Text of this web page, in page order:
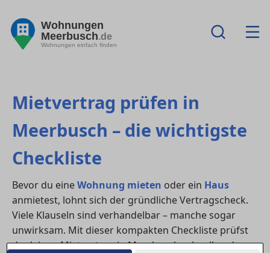
Wohnungen
Meerbusch.de
Wohnungen einfach finden
Mietvertrag prüfen in
Meerbusch – die wichtigste
Checkliste
Bevor du eineWohnung mieten oder ein Haus
anmietest, lohnt sich der gründliche Vertragscheck.
Viele Klauseln sind verhandelbar – manche sogar
unwirksam. Mit dieser kompakten Checkliste prüfst
du deinen Mietvertrag in Meerbusch schnell und